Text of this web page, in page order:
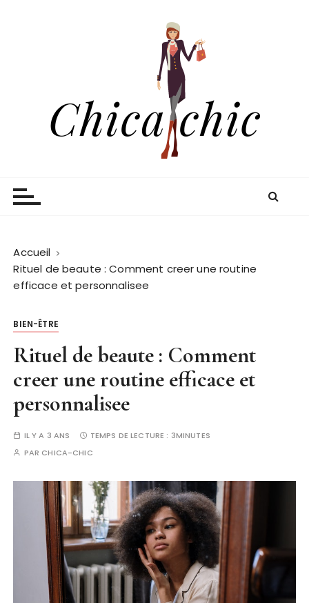
Accueil
Rituel de beaute : Comment creer une routine
efficace et personnalisee
BIEN-ÊTRE
Rituel de beaute : Comment
creer une routine efficace et
personnalisee
IL Y A 3 ANS TEMPS DE LECTURE : 3MINUTES
PAR CHICA-CHIC